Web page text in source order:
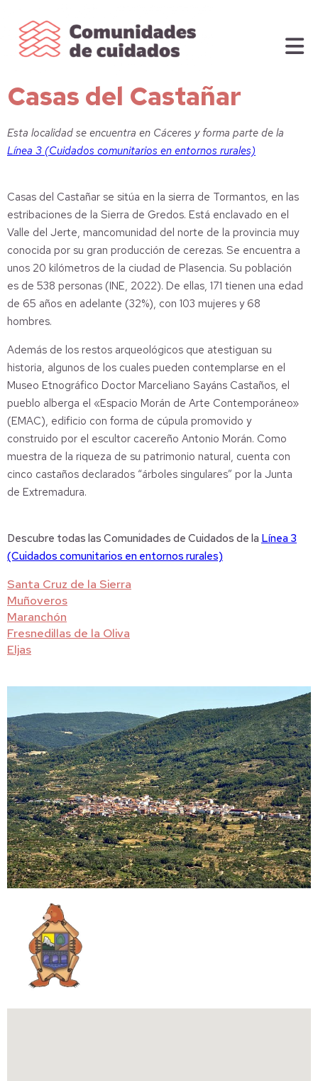
Casas del Castañar
Esta localidad se encuentra en Cáceres y forma parte de la
Línea 3 (Cuidados comunitarios en entornos rurales)
Casas del Castañar se sitúa en la sierra de Tormantos, en las
estribaciones de la Sierra de Gredos. Está enclavado en el
Valle del Jerte, mancomunidad del norte de la provincia muy
conocida por su gran producción de cerezas. Se encuentra a
unos 20 kilómetros de la ciudad de Plasencia. Su población
es de 538 personas (INE, 2022). De ellas, 171 tienen una edad
de 65 años en adelante (32%), con 103 mujeres y 68
hombres.
Además de los restos arqueológicos que atestiguan su
historia, algunos de los cuales pueden contemplarse en el
Museo Etnográfico Doctor Marceliano Sayáns Castaños, el
pueblo alberga el «Espacio Morán de Arte Contemporáneo»
(EMAC), edificio con forma de cúpula promovido y
construido por el escultor cacereño Antonio Morán. Como
muestra de la riqueza de su patrimonio natural, cuenta con
cinco castaños declarados “árboles singulares” por la Junta
de Extremadura.
Descubre todas las Comunidades de Cuidados de la Línea 3
(Cuidados comunitarios en entornos rurales)
Santa Cruz de la Sierra
Muñoveros
Maranchón
Fresnedillas de la Oliva
Eljas